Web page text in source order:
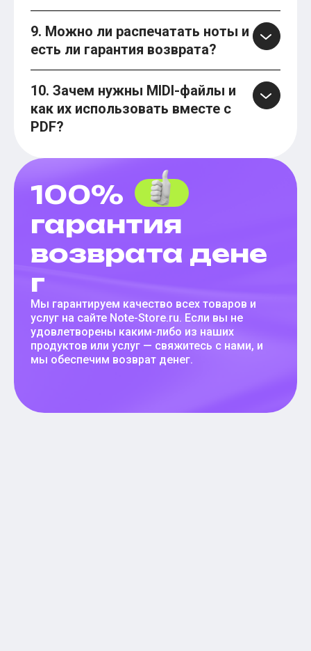
9. Можно ли распечатать ноты и
есть ли гарантия возврата?
10. Зачем нужны MIDI-файлы и
как их использовать вместе с
PDF?
100%
гарантия
возврата дене
г
Мы гарантируем качество всех товаров и
услуг на сайте Note-Store.ru. Если вы не
удовлетворены каким-либо из наших
продуктов или услуг — свяжитесь с нами, и
мы обеспечим возврат денег.